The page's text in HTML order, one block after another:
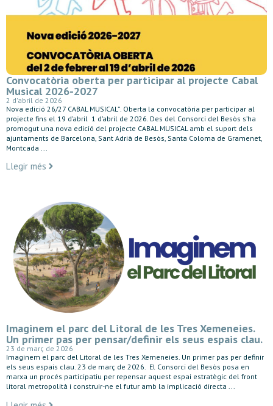
Convocatòria oberta per participar al projecte Cabal
Musical 2026-2027
2 d'abril de 2026
Nova edició 26/27 CABAL MUSICAL”. Oberta la convocatòria per participar al
projecte fins el 19 d’abril 1 d’abril de 2026. Des del Consorci del Besòs s’ha
promogut una nova edició del projecte CABAL MUSICAL amb el suport dels
ajuntaments de Barcelona, Sant Adrià de Besòs, Santa Coloma de Gramenet,
Montcada ...
Llegir més
Imaginem el parc del Litoral de les Tres Xemeneies.
Un primer pas per pensar/definir els seus espais clau.
23 de març de 2026
Imaginem el parc del Litoral de les Tres Xemeneies. Un primer pas per definir
els seus espais clau. 23 de març de 2026. El Consorci del Besòs posa en
marxa un procés participatiu per repensar aquest espai estratègic del front
litoral metropolità i construir-ne el futur amb la implicació directa ...